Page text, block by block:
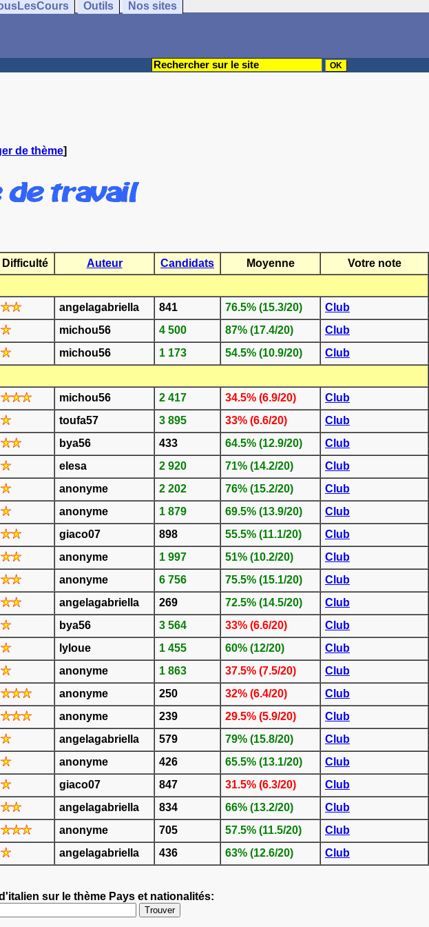
Outils Nos sites
de thème]
Difficulté Auteur Candidats Moyenne
Votre note
angelagabriella 841 76.5% (15.3/20)
Club
michou56 4 500 87% (17.4/20)
Club
michou56 1 173 54.5% (10.9/20)
Club
michou56 2 417 34.5% (6.9/20)
Club
toufa57 3 895 33% (6.6/20)
Club
bya56 433 64.5% (12.9/20)
Club
elesa 2 920 71% (14.2/20)
Club
anonyme 2 202 76% (15.2/20)
Club
anonyme 1 879 69.5% (13.9/20)
Club
giaco07 898 55.5% (11.1/20)
Club
anonyme 1 997 51% (10.2/20)
Club
anonyme 6 756 75.5% (15.1/20)
Club
angelagabriella 269 72.5% (14.5/20)
Club
bya56 3 564 33% (6.6/20)
Club
lyloue 1 455 60% (12/20)
Club
anonyme 1 863 37.5% (7.5/20)
Club
anonyme 250 32% (6.4/20)
Club
anonyme 239 29.5% (5.9/20)
Club
angelagabriella 579 79% (15.8/20)
Club
anonyme 426 65.5% (13.1/20)
Club
giaco07 847 31.5% (6.3/20)
Club
angelagabriella 834 66% (13.2/20)
Club
anonyme 705 57.5% (11.5/20)
Club
angelagabriella 436 63% (12.6/20) Club
sur le thème Pays et nationalités: